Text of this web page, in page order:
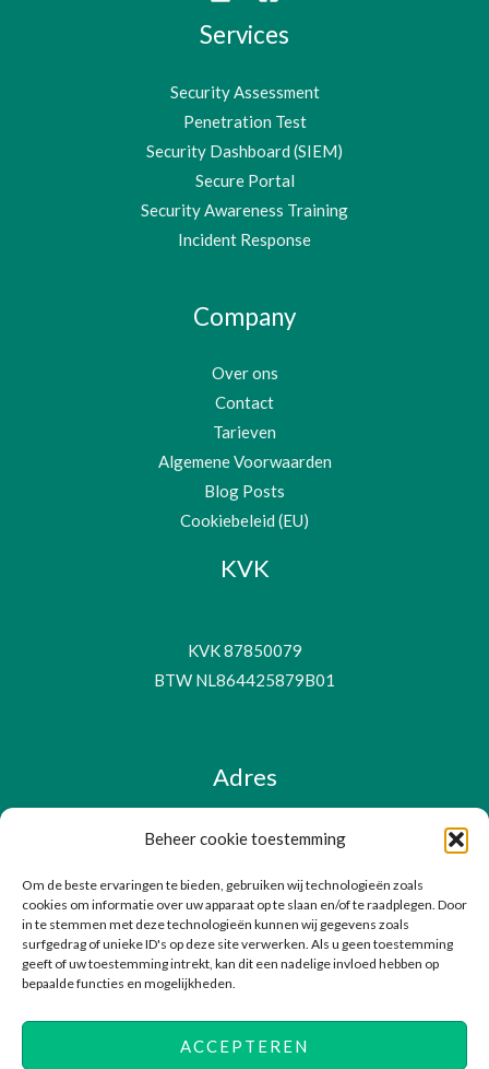
Beheer cookie toestemming
Om de beste ervaringen te bieden, gebruiken wij technologieën zoals
cookies om informatie over uw apparaat op te slaan en/of te raadplegen. Door
in te stemmen met deze technologieën kunnen wij gegevens zoals
surfgedrag of unieke ID's op deze site verwerken. Als u geen toestemming
geeft of uw toestemming intrekt, kan dit een nadelige invloed hebben op
bepaalde functies en mogelijkheden.
ACCEPTEREN
Services
Security Assessment
Penetration Test
Security Dashboard (SIEM)
Secure Portal
Security Awareness Training
Incident Response
Company
Over ons
Contact
Tarieven
Algemene Voorwaarden
Blog Posts
Cookiebeleid (EU)
KVK
KVK 87850079
BTW NL864425879B01
Adres
1531 TZ, Wormer
Nederland